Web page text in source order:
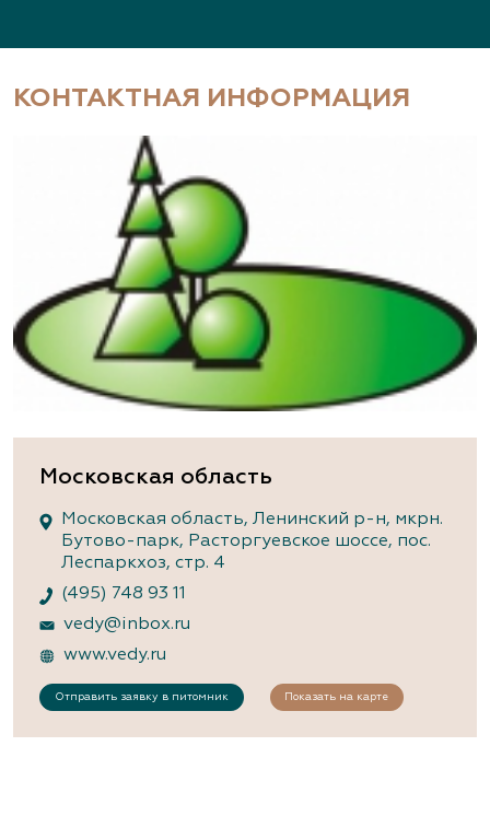
КОНТАКТНАЯ ИНФОРМАЦИЯ
Московская область
Московская область, Ленинский р-н, мкрн.
Бутово-парк, Расторгуевское шоссе, пос.
Леспаркхоз, стр. 4
(495) 748 93 11
vedy@inbox.ru
www.vedy.ru
Отправить заявку в питомник Показать на карте